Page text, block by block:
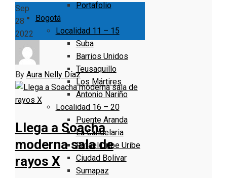
Portafolio
Bogotá
Localidad 11 – 15
Suba
Barrios Unidos
Teusaquillo
Los Mártires
Antonio Nariño
Localidad 16 – 20
Puente Aranda
La Candelaria
Rafael Uribe Uribe
Ciudad Bolivar
Sumapaz
Sep
28
2022
By Aura Nelly Díaz
Llega a Soacha
moderna sala de
rayos X